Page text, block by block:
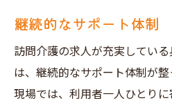
継続的なサポート体制
訪問介護の求人が充実してい
は、継続的なサポート体制が
現場では、利用者一人ひとり